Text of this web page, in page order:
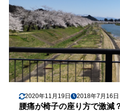
2020年11月19日 2018年7月16日
腰痛が椅子の座り方で激減